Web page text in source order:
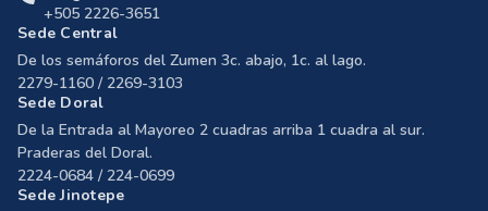
+505 2226-3651
Sede Central
De los semáforos del Zumen 3c. abajo, 1c. al lago.
2279-1160 / 2269-3103
Sede Doral
De la Entrada al Mayoreo 2 cuadras arriba 1 cuadra al sur.
Praderas del Doral.
2224-0684 / 224-0699
Sede Jinotepe